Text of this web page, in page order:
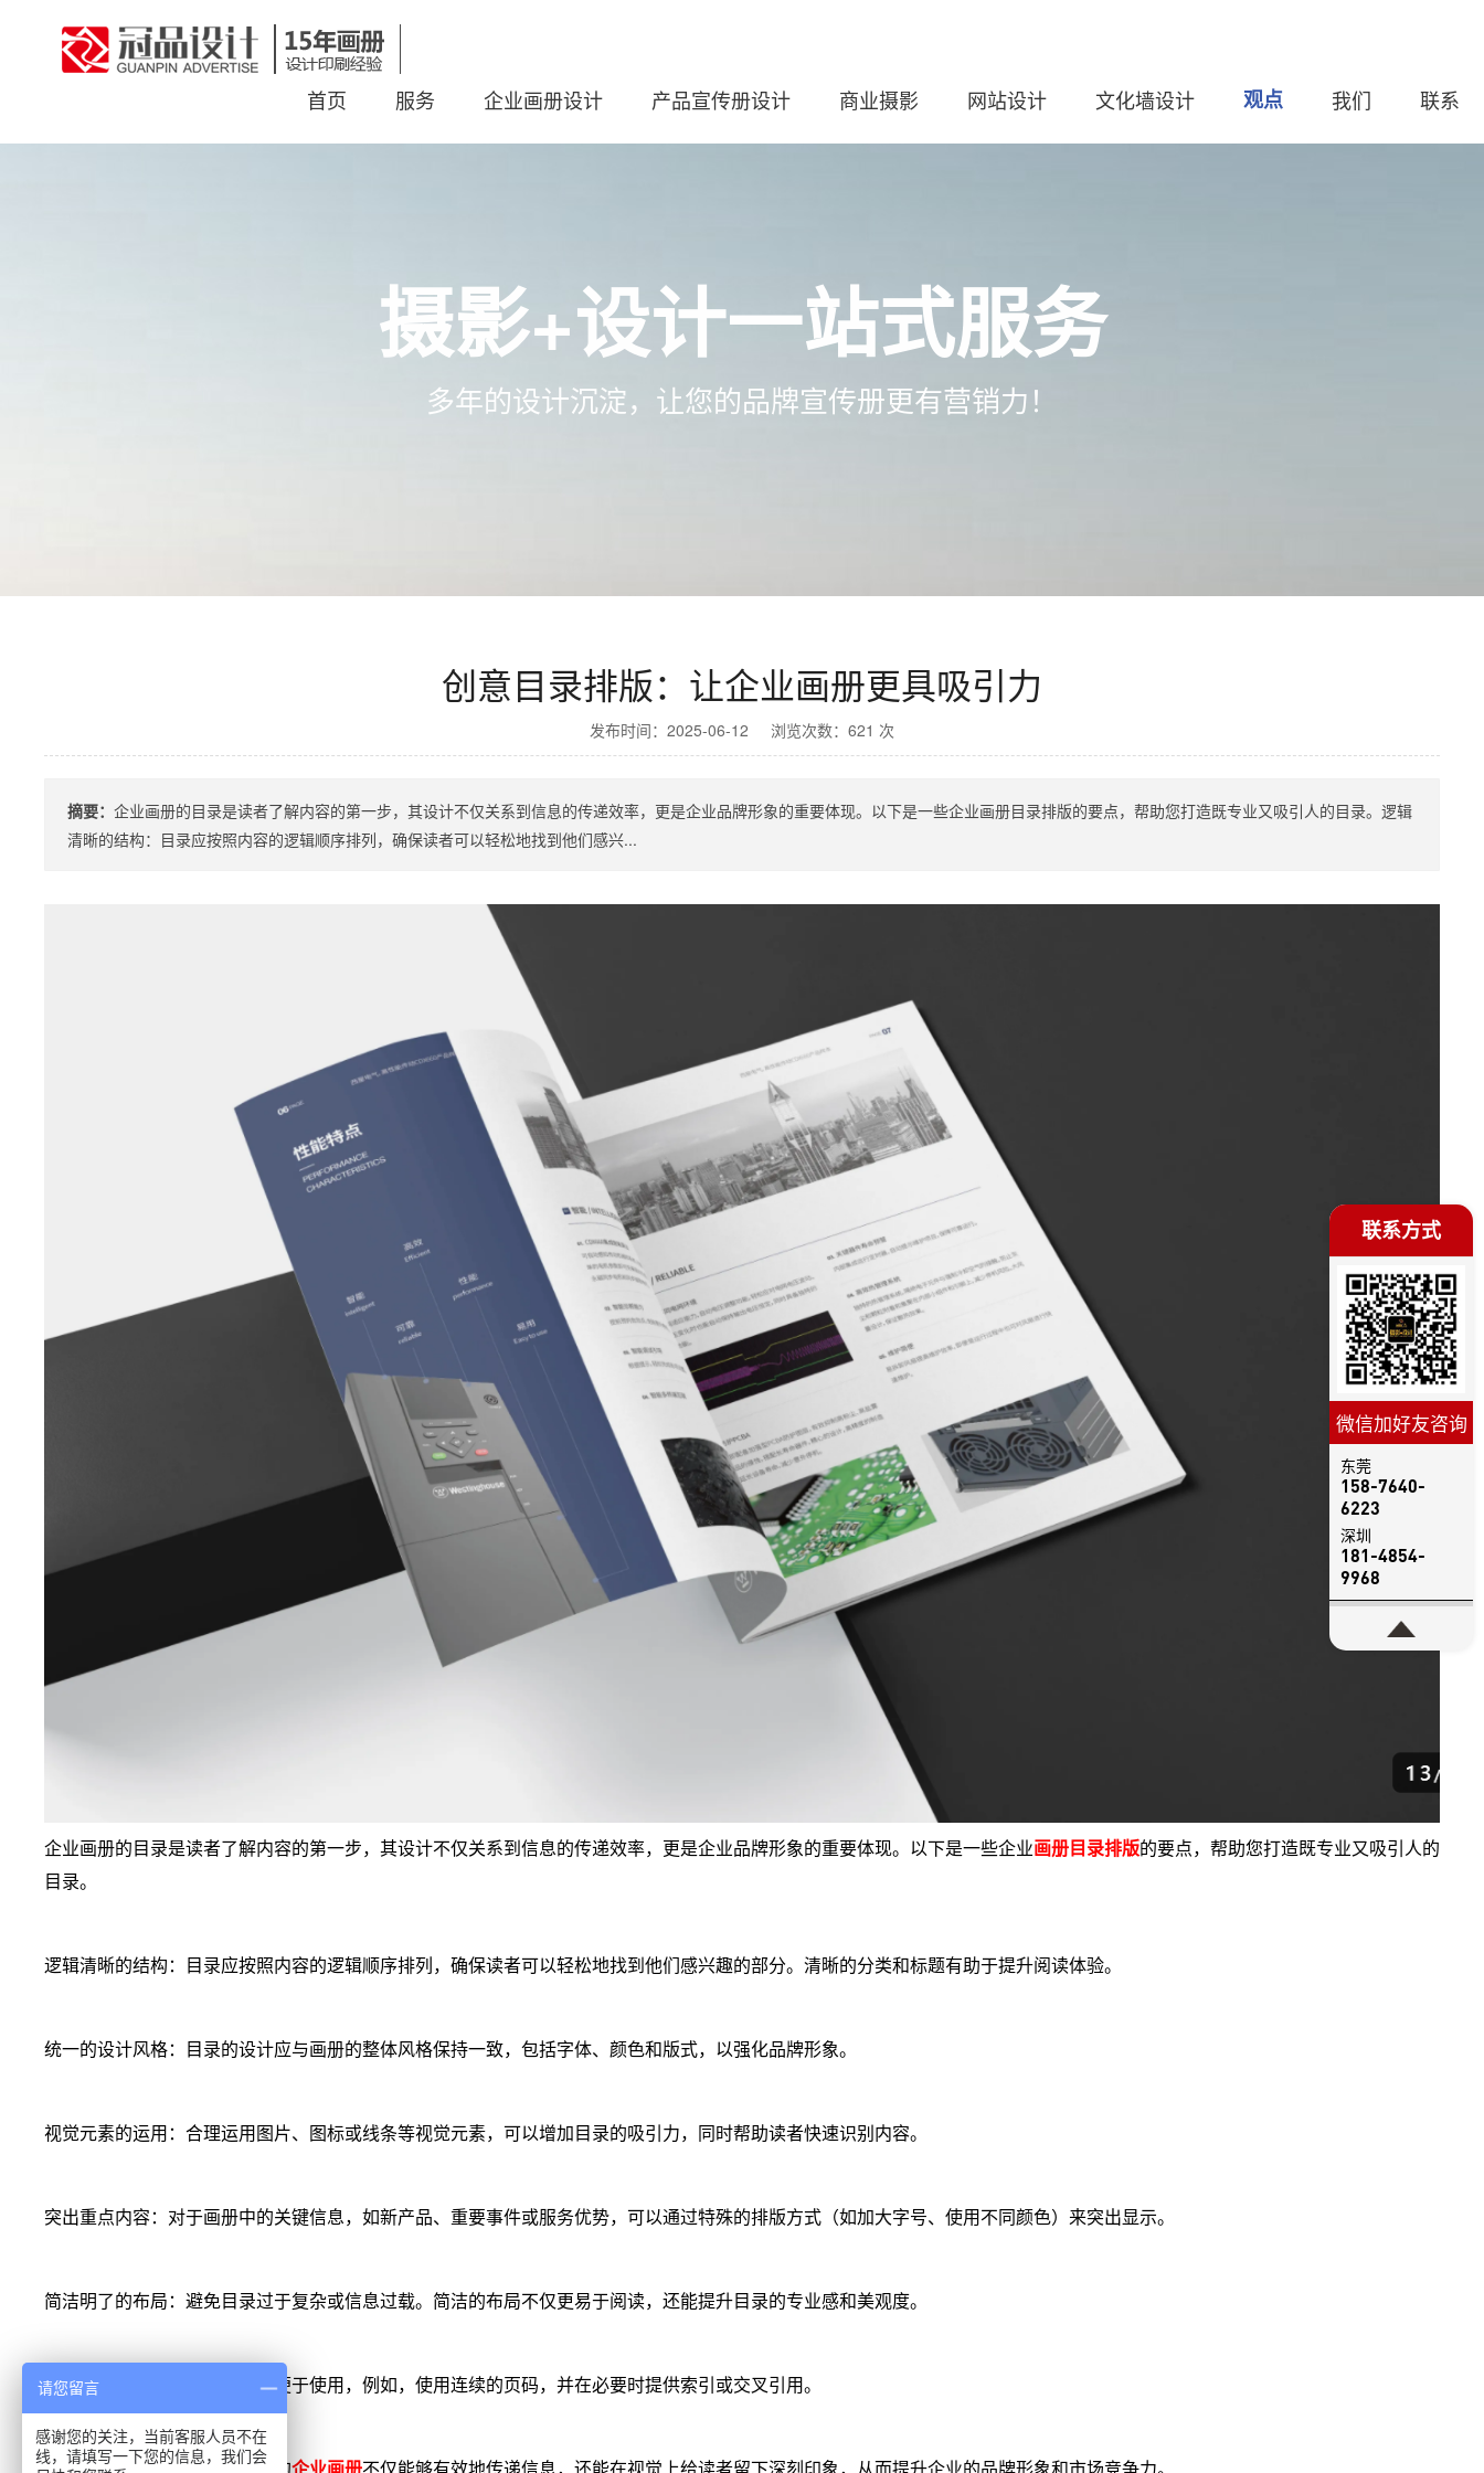
首页 服务 企业画册设计 产品宣传册设计 商业摄影 网站设计 文化墙设计 观点 我们 联系
摄影+设计一站式服务
多年的设计沉淀，让您的品牌宣传册更有营销力！
创意目录排版：让企业画册更具吸引力
发布时间：2025-06-12 浏览次数：621 次
摘要： 企业画册的目录是读者了解内容的第一步，其设计不仅关系到信息的传递效率，更是企业品牌形象的重要体现。以下是一些企业画册目录排版的要点，帮助您打造既专业又吸引人的目录。逻辑
清晰的结构：目录应按照内容的逻辑顺序排列，确保读者可以轻松地找到他们感兴...
企业画册的目录是读者了解内容的第一步，其设计不仅关系到信息的传递效率，更是企业品牌形象的重要体现。以下是一些企业画册目录排版的要点，帮助您打造既专业又吸引人的
目录。
逻辑清晰的结构：目录应按照内容的逻辑顺序排列，确保读者可以轻松地找到他们感兴趣的部分。清晰的分类和标题有助于提升阅读体验。
统一的设计风格：目录的设计应与画册的整体风格保持一致，包括字体、颜色和版式，以强化品牌形象。
视觉元素的运用：合理运用图片、图标或线条等视觉元素，可以增加目录的吸引力，同时帮助读者快速识别内容。
突出重点内容：对于画册中的关键信息，如新产品、重要事件或服务优势，可以通过特殊的排版方式（如加大字号、使用不同颜色）来突出显示。
简洁明了的布局：避免目录过于复杂或信息过载。简洁的布局不仅更易于阅读，还能提升目录的专业感和美观度。
功能性考量：确保目录的布局便于使用，例如，使用连续的页码，并在必要时提供索引或交叉引用。
通过这些目录排版的技巧，您的企业画册不仅能够有效地传递信息，还能在视觉上给读者留下深刻印象，从而提升企业的品牌形象和市场竞争力。
联系方式
微信加好友咨询
东莞
158-7640-
6223
深圳
181-4854-
9968
请您留言
感谢您的关注，当前客服人员不在
线，请填写一下您的信息，我们会